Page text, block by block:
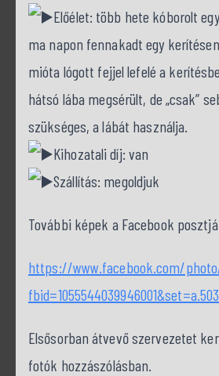
Előélet: több hete kóborolt
ma napon fennakadt egy
mióta lógott fejjel lefelé a
hátsó lába megsérült, de „csak”
szükséges, a lábát használja.
Kihozatali díj: van
Szállítás: megoldjuk
További képek a Facebook
https://www.facebook.com/
Elsősorban átvevő szervezetet
fotók hozzászólásban.